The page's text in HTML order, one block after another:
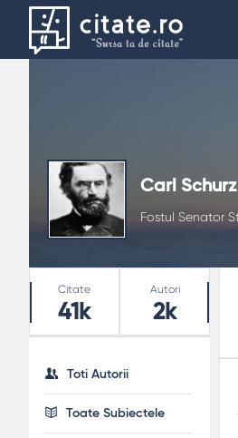
Carl Schurz
Fostul Senator
Stats
Citate
41k
Autori
2k
Toti Autorii
Toate Subiectele